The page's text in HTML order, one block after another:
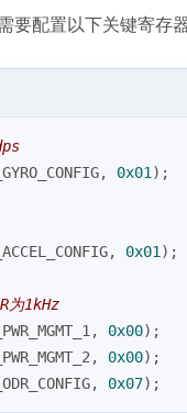
配置以下关键寄存器
0x01 );
0x01 );
为1kHz
0x00);
0x00);
0x07);